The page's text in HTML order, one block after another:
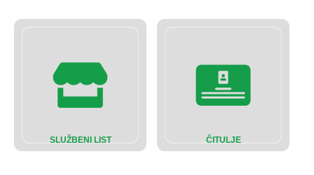
SLUŽBENI LIST ČITULJE